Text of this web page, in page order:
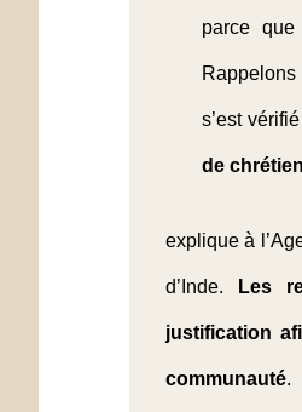
parce
s’est
de
explique à
d’Inde. Les
justification
communauté.